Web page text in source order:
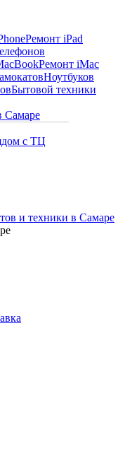
Ремонт iPad
Ремонт iMac
Ноутбуков
Бытовой техники
с ТЦ
и техники в Самаре